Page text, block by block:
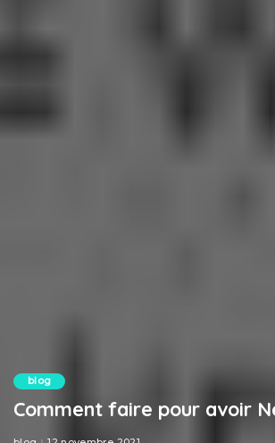
blog
Comment faire pour avoir